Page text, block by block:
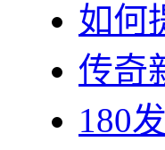
如何
传奇
180